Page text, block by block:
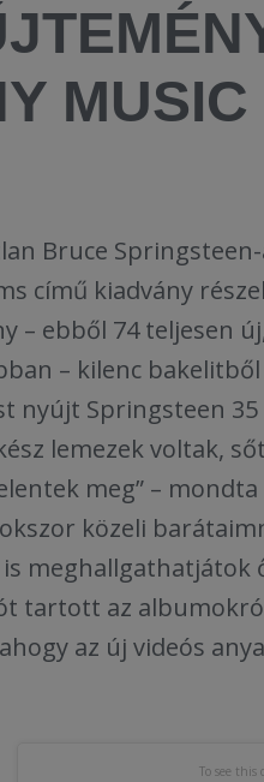
Bruce
című kiadvány
– ebből 74 teljesen
– kilenc
nyújt Springsteen 35
lemezek voltak,
meg” –
közeli
meghallgathatjátok
tartott az
az új videós
To see this